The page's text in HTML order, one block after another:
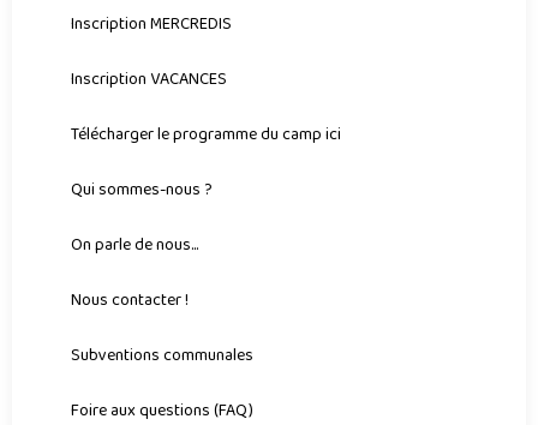
Inscription MERCREDIS
Inscription VACANCES
Télécharger le programme du camp ici
Qui sommes-nous ?
On parle de nous...
Nous contacter !
Subventions communales
Foire aux questions (FAQ)